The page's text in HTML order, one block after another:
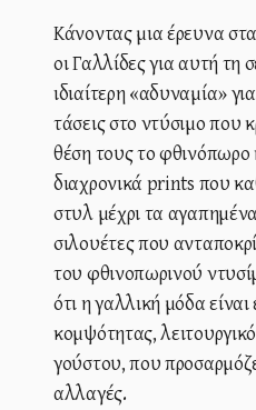
Κάνοντας μια έρευνα
οι Γαλλίδες για αυτή τη
ιδιαίτερη «αδυναμία»
τάσεις στο ντύσιμο που
θέση τους το
διαχρονικά prints που
στυλ μέχρι τα
σιλουέτες που
του φθινοπωρινού
ότι η γαλλική μόδα
κομψότητας,
γούστου, που
αλλαγές.